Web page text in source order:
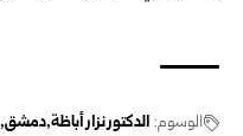
الوسوم: الدكتور نزار أباظة دمشق